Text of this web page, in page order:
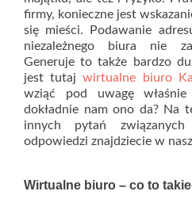
firmy, konieczne jest
się mieści. Podawanie
niezależnego biura nie
Generuje to także bardzo
jest tutajwirtualne biuro
wziąć pod uwagę
dokładnie nam ono da? Na
innych pytań
odpowiedzi znajdziecie w
Wirtualne biuro – co to